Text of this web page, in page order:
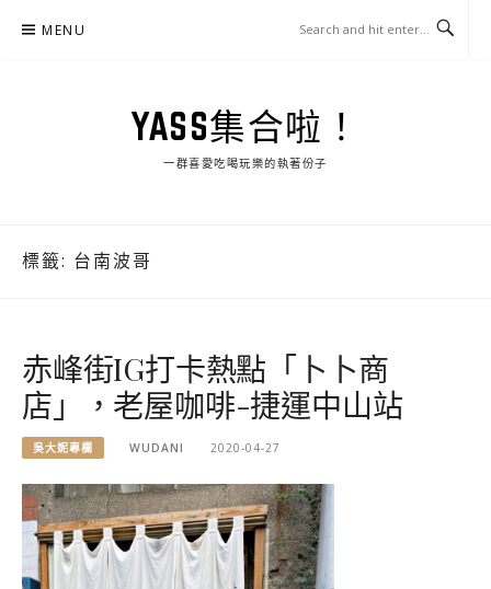
MENU
YASS集合啦！
一群喜愛吃喝玩樂的執著份子
標籤: 台南波哥
赤峰街IG打卡熱點「卜卜商
店」，老屋咖啡-捷運中山站
吳大妮專欄 WUDANI 2020-04-27